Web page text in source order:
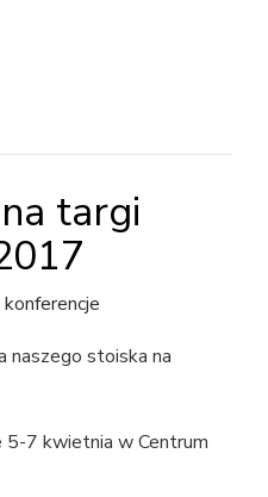
targi
naszego stoiska na
5-7 kwietnia w Centrum